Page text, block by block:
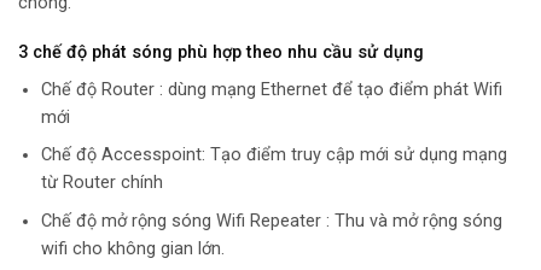
3 chế độ phát sóng phù hợp theo nhu cầu sử dụng
Chế độ Router : dùng mạng Ethernet để tạo điểm phát Wifi
mới
Chế độ Accesspoint: Tạo điểm truy cập mới sử dụng mạng
từ Router chính
Chế độ mở rộng sóng Wifi Repeater : Thu và mở rộng sóng
wifi cho không gian lớn.